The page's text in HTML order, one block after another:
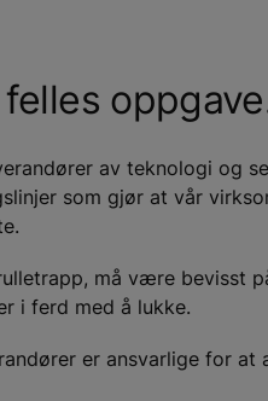
av teknologi og
som gjør at vår
må være bevisst
i ferd med å lukke.
er ansvarlige for